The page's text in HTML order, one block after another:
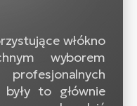
włókno
wyborem
były to głównie